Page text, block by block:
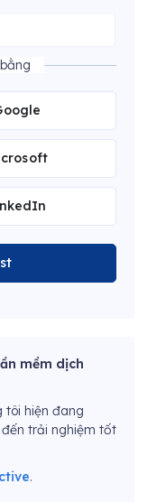
mềm dịch
tôi hiện đang
trải nghiệm tốt
.